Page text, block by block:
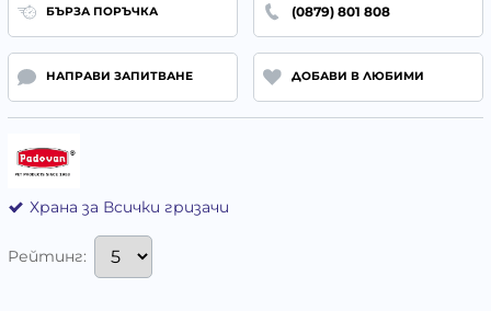
БЪРЗА ПОРЪЧКА (0879) 801 808
НАПРАВИ ЗАПИТВАНЕ ДОБАВИ В ЛЮБИМИ
Храна за Всички гризачи
Рейтинг: